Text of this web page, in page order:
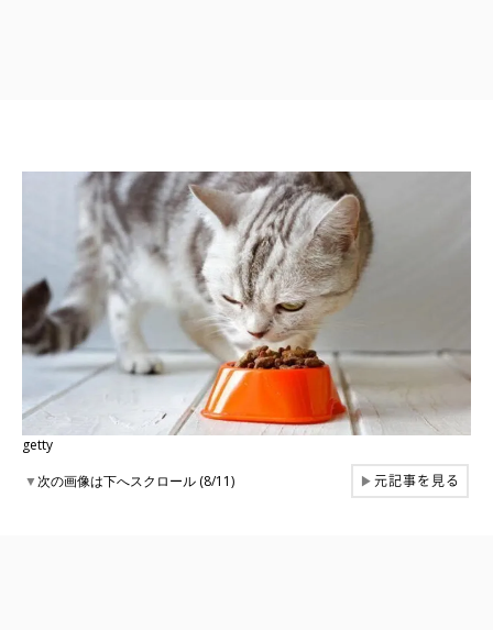
getty
▼次の画像は下へスクロール (8/11) ▶元記事を見る